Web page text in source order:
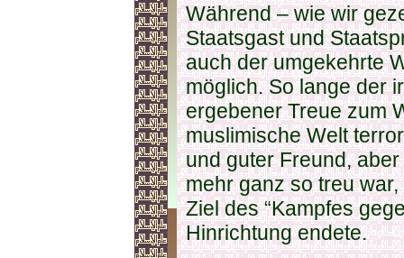
Während – wie wir
Staatsgast und
auch der umgekehrte
möglich. So lange der
ergebener Treue zum
muslimische Welt
und guter Freund,
mehr ganz so treu
Ziel des “Kampfes
Hinrichtung endete.